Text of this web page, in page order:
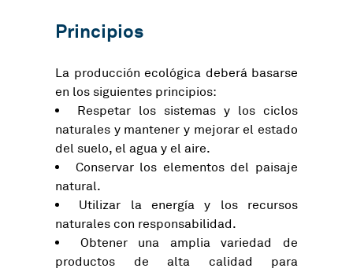
Principios
La producción ecológica deberá basarse
en los siguientes principios:
Respetar los sistemas y los ciclos
naturales y mantener y mejorar el estado
del suelo, el agua y el aire.
Conservar los elementos del paisaje
natural.
Utilizar la energía y los recursos
naturales con responsabilidad.
Obtener una amplia variedad de
productos de alta calidad para